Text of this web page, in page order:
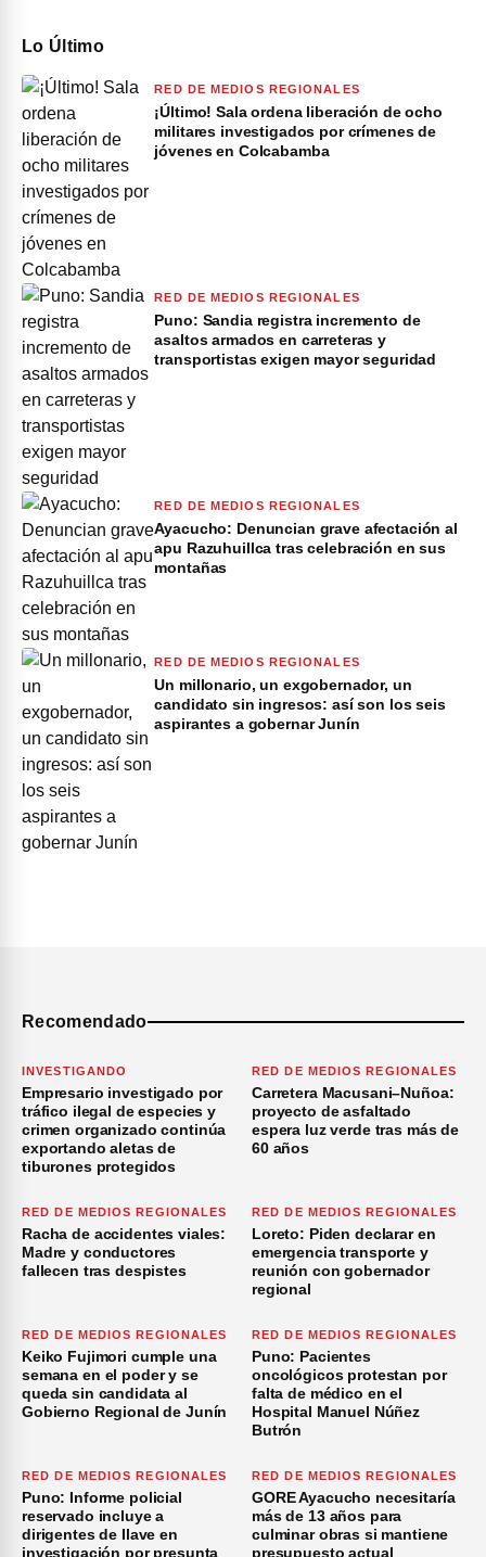
Lo Último
RED DE MEDIOS REGIONALES
¡Último! Sala ordena liberación de ocho
militares investigados por crímenes de
jóvenes en Colcabamba
RED DE MEDIOS REGIONALES
Puno: Sandia registra incremento de
asaltos armados en carreteras y
transportistas exigen mayor seguridad
RED DE MEDIOS REGIONALES
Ayacucho: Denuncian grave afectación al
apu Razuhuillca tras celebración en sus
montañas
RED DE MEDIOS REGIONALES
Un millonario, un exgobernador, un
candidato sin ingresos: así son los seis
aspirantes a gobernar Junín
Recomendado
INVESTIGANDO
Empresario investigado por
tráfico ilegal de especies y
crimen organizado continúa
exportando aletas de
tiburones protegidos
RED DE MEDIOS REGIONALES
Carretera Macusani–Nuñoa:
proyecto de asfaltado
espera luz verde tras más de
60 años
RED DE MEDIOS REGIONALES
Racha de accidentes viales:
Madre y conductores
fallecen tras despistes
RED DE MEDIOS REGIONALES
Loreto: Piden declarar en
emergencia transporte y
reunión con gobernador
regional
RED DE MEDIOS REGIONALES
Keiko Fujimori cumple una
semana en el poder y se
queda sin candidata al
Gobierno Regional de Junín
RED DE MEDIOS REGIONALES
Puno: Pacientes
oncológicos protestan por
falta de médico en el
Hospital Manuel Núñez
Butrón
RED DE MEDIOS REGIONALES
Puno: Informe policial
reservado incluye a
dirigentes de Ilave en
investigación por presunta
RED DE MEDIOS REGIONALES
GORE Ayacucho necesitaría
más de 13 años para
culminar obras si mantiene
presupuesto actual